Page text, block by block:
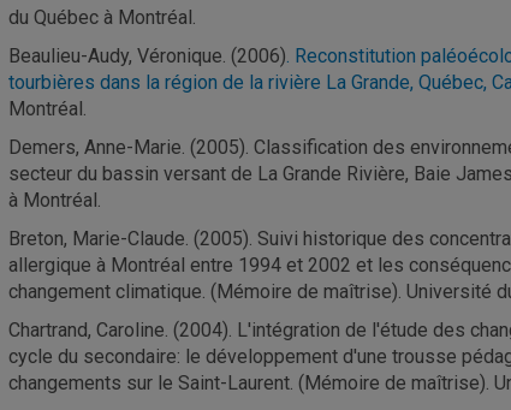
du Québec à Montréal.
Beaulieu-Audy, Véronique. (2006). Reconstitution
tourbières dans la région de la rivière La Grande, Québec,
Montréal.
Demers, Anne-Marie. (2005). Classification des
secteur du bassin versant de La Grande Rivière, Baie
à Montréal.
Breton, Marie-Claude. (2005). Suivi historique des
allergique à Montréal entre 1994 et 2002 et les
changement climatique. (Mémoire de maîtrise). Université
Chartrand, Caroline. (2004). L'intégration de l'étude des
cycle du secondaire: le développement d'une trousse
changements sur le Saint-Laurent. (Mémoire de maîtrise).